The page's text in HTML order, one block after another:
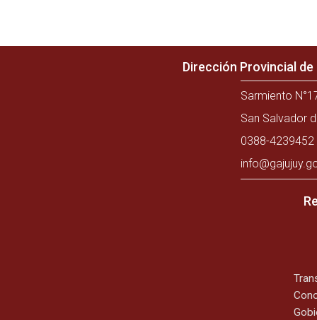
Dirección Provincial
Sarmiento
San Salvador
0388-